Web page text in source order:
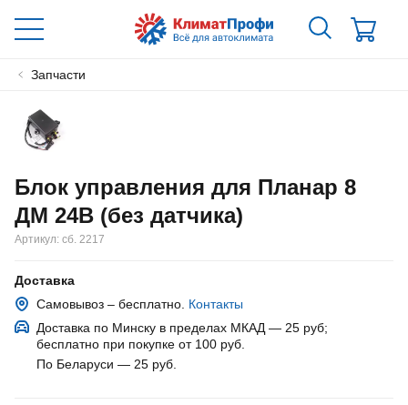
Запчасти
Блок управления для Планар 8
ДМ 24В (без датчика)
Артикул: сб. 2217
Доставка
Самовывоз – бесплатно. Контакты
Доставка по Минску в пределах МКАД — 25 руб;
бесплатно при покупке от 100 руб.
По Беларуси — 25 руб